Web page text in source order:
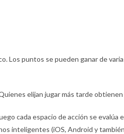
puntos se pueden ganar de
elijan jugar más tarde
cada espacio de acción se evalúa
inteligentes (iOS, Android y